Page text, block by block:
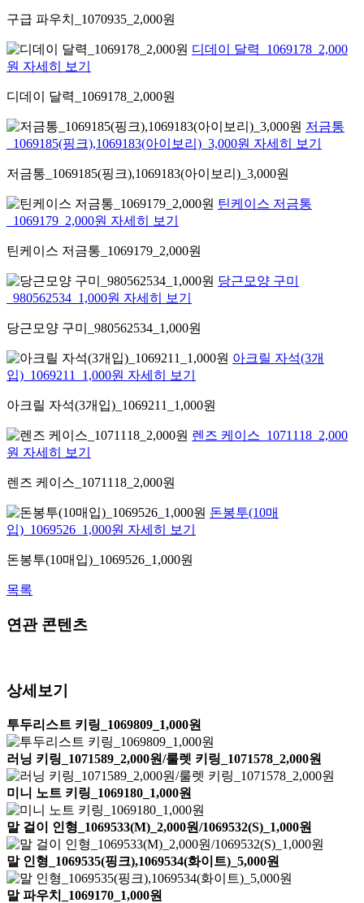
구급 파우치_1070935_2,000원
디데이 달력_1069178_2,000
원 자세히 보기
디데이 달력_1069178_2,000원
저금통
_1069185(핑크),1069183(아이보리)_3,000원 자세히 보기
저금통_1069185(핑크),1069183(아이보리)_3,000원
틴케이스 저금통
_1069179_2,000원 자세히 보기
틴케이스 저금통_1069179_2,000원
당근모양 구미
_980562534_1,000원 자세히 보기
당근모양 구미_980562534_1,000원
아크릴 자석(3개
입)_1069211_1,000원 자세히 보기
아크릴 자석(3개입)_1069211_1,000원
렌즈 케이스_1071118_2,000
원 자세히 보기
렌즈 케이스_1071118_2,000원
돈봉투(10매
입)_1069526_1,000원 자세히 보기
돈봉투(10매입)_1069526_1,000원
목록
연관 콘텐츠
상세보기
투두리스트 키링_1069809_1,000원
러닝 키링_1071589_2,000원/룰렛 키링_1071578_2,000원
미니 노트 키링_1069180_1,000원
말 걸이 인형_1069533(M)_2,000원/1069532(S)_1,000원
말 인형_1069535(핑크),1069534(화이트)_5,000원
말 파우치_1069170_1,000원